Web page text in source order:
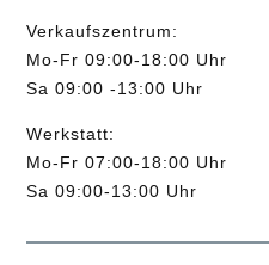
Verkaufszentrum:
Mo-Fr 09:00-18:00 Uhr
Sa 09:00 -13:00 Uhr
Werkstatt:
Mo-Fr 07:00-18:00 Uhr
Sa 09:00-13:00 Uhr